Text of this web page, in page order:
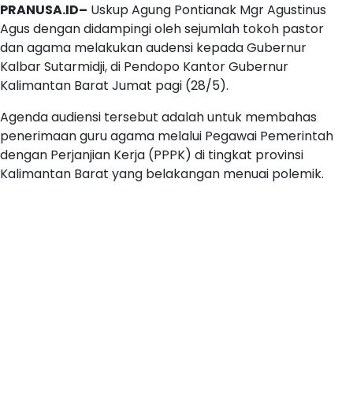
PRANUSA.ID– Uskup Agung Pontianak Mgr Agustinus
Agus dengan didampingi oleh sejumlah tokoh pastor
dan agama melakukan audensi kepada Gubernur
Kalbar Sutarmidji, di Pendopo Kantor Gubernur
Kalimantan Barat Jumat pagi (28/5).
Agenda audiensi tersebut adalah untuk membahas
penerimaan guru agama melalui Pegawai Pemerintah
dengan Perjanjian Kerja (PPPK) di tingkat provinsi
Kalimantan Barat yang belakangan menuai polemik.